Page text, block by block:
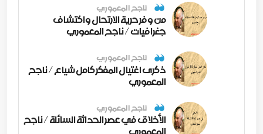
ناجح المعموري
من وفر حرية الارتحال واكتشاف
جغرافيات / ناجح المعموري
ناجح المعموري
ذكرى اغتيال المفكر كامل شياع / ناجح
المعموري
ناجح المعموري
الأخلاق في عصر الحداثة السائلة / ناجح
المعموري